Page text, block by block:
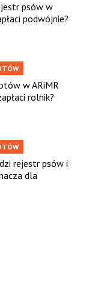
psów w
podwójnie?
w ARiMR
rolnik?
rejestr psów i
dla